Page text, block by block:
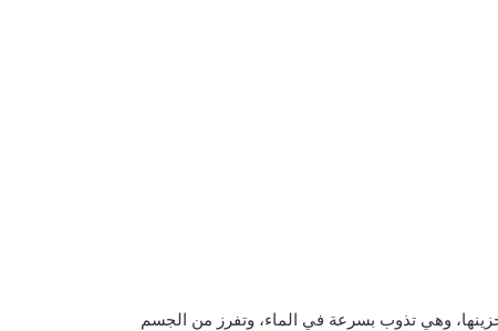
وهي تذوب بسرعة في الماء، وتفرز من الجسم